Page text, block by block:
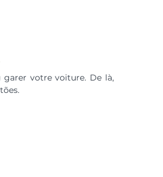
garer votre voiture. De là,